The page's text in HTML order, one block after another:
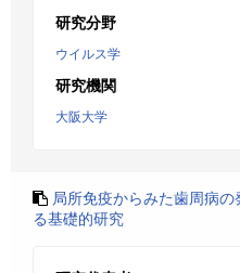
研究分野
ウイルス学
研究機関
大阪大学
局所免疫からみた歯周病
る基礎的研究